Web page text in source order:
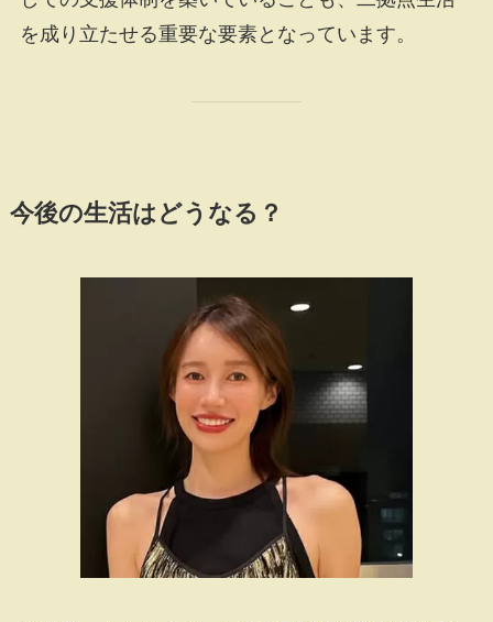
を成り立たせる重要な要素となっています。
今後の生活はどうなる？